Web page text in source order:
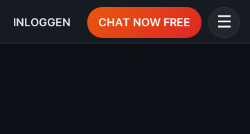
INLOGGEN CHAT NOW FREE